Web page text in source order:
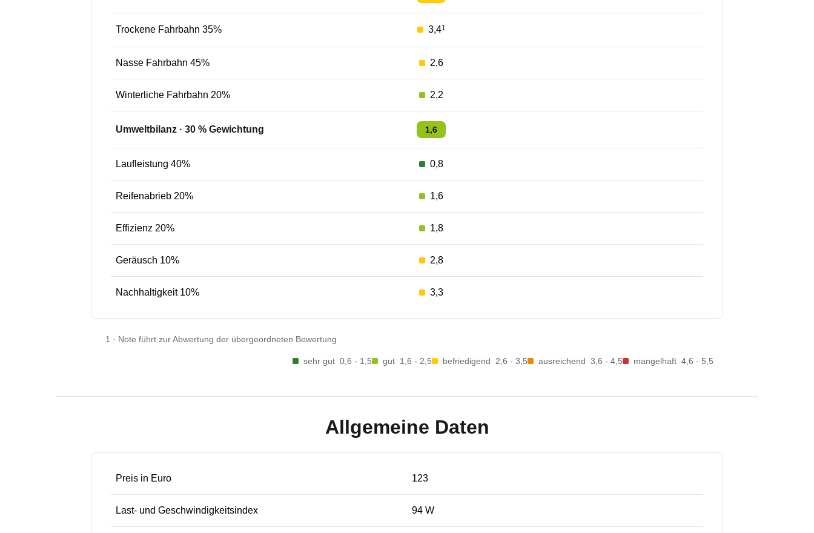
Trockene Fahrbahn 35% 3,41
Nasse Fahrbahn 45% 2,6
Winterliche Fahrbahn 20% 2,2
Umweltbilanz · 30 % Gewichtung 1,6
Laufleistung 40% 0,8
Reifenabrieb 20% 1,6
Effizienz 20% 1,8
Geräusch 10% 2,8
Nachhaltigkeit 10% 3,3
1 · Note führt zur Abwertung der übergeordneten Bewertung
sehr gut 0,6 - 1,5 gut 1,6 - 2,5 befriedigend 2,6 - 3,5 ausreichend 3,6 - 4,5 mangelhaft 4,6 - 5,5
Allgemeine Daten
Preis in Euro 123
Last- und Geschwindigkeitsindex 94 W